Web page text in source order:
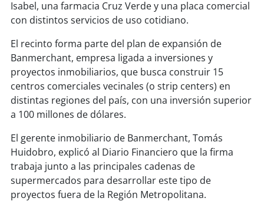
soytalcahuano
soyconcepción
soycoronel
soy
soytemuco
Isabel, una farmacia Cruz Verde y una placa comercial
con distintos servicios de uso cotidiano.
El recinto forma parte del plan de expansión de
Banmerchant, empresa ligada a inversiones y
proyectos inmobiliarios, que busca construir 15
centros comerciales vecinales (o strip centers) en
distintas regiones del país, con una inversión superior
a 100 millones de dólares.
El gerente inmobiliario de Banmerchant, Tomás
Huidobro, explicó al Diario Financiero que la firma
trabaja junto a las principales cadenas de
supermercados para desarrollar este tipo de
proyectos fuera de la Región Metropolitana.